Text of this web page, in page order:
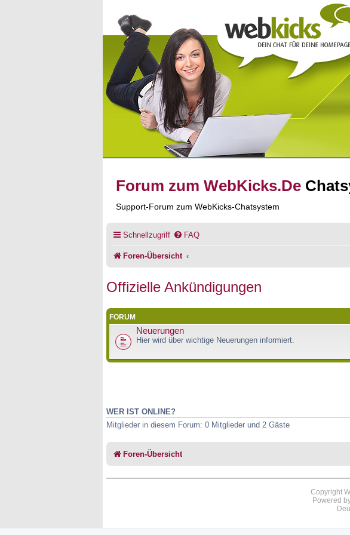
Forum zum WebKicks.De
Support-Forum zum WebKicks-Chatsystem
Schnellzugriff FAQ
Foren-Übersicht
Offizielle Ankündigungen
FORUM
Neuerungen
Hier wird über wichtige Neuerungen informiert.
WER IST ONLINE?
Mitglieder in diesem Forum: 0 Mitglieder und 2 Gäste
Foren-Übersicht
Copyright
Powered